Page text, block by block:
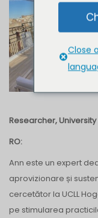
Researcher,
RO:
Ann este un expert
aprovizionare și
cercetător la UCLL
pe stimularea
Close